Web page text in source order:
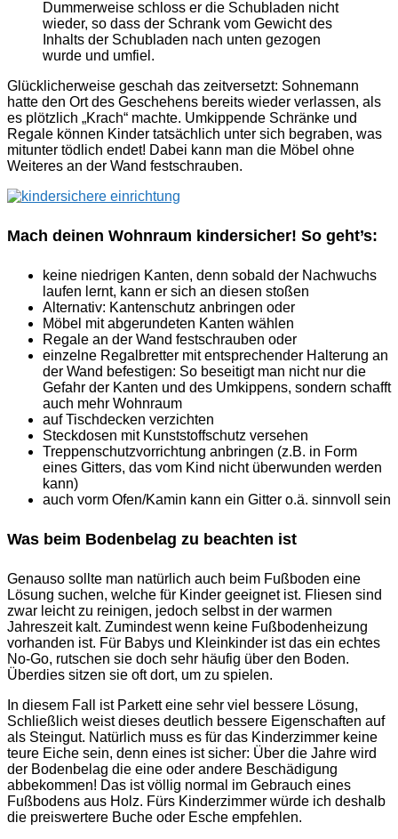
Dummerweise schloss er die Schubladen nicht
wieder, so dass der Schrank vom Gewicht des
Inhalts der Schubladen nach unten gezogen
wurde und umfiel.
Glücklicherweise geschah das zeitversetzt: Sohnemann
hatte den Ort des Geschehens bereits wieder verlassen, als
es plötzlich „Krach“ machte. Umkippende Schränke und
Regale können Kinder tatsächlich unter sich begraben, was
mitunter tödlich endet! Dabei kann man die Möbel ohne
Weiteres an der Wand festschrauben.
Mach deinen Wohnraum kindersicher! So geht’s:
keine niedrigen Kanten, denn sobald der Nachwuchs
laufen lernt, kann er sich an diesen stoßen
Alternativ: Kantenschutz anbringen oder
Möbel mit abgerundeten Kanten wählen
Regale an der Wand festschrauben oder
einzelne Regalbretter mit entsprechender Halterung an
der Wand befestigen: So beseitigt man nicht nur die
Gefahr der Kanten und des Umkippens, sondern schafft
auch mehr Wohnraum
auf Tischdecken verzichten
Steckdosen mit Kunststoffschutz versehen
Treppenschutzvorrichtung anbringen (z.B. in Form
eines Gitters, das vom Kind nicht überwunden werden
kann)
auch vorm Ofen/Kamin kann ein Gitter o.ä. sinnvoll sein
Was beim Bodenbelag zu beachten ist
Genauso sollte man natürlich auch beim Fußboden eine
Lösung suchen, welche für Kinder geeignet ist. Fliesen sind
zwar leicht zu reinigen, jedoch selbst in der warmen
Jahreszeit kalt. Zumindest wenn keine Fußbodenheizung
vorhanden ist. Für Babys und Kleinkinder ist das ein echtes
No-Go, rutschen sie doch sehr häufig über den Boden.
Überdies sitzen sie oft dort, um zu spielen.
In diesem Fall ist Parkett eine sehr viel bessere Lösung,
Schließlich weist dieses deutlich bessere Eigenschaften auf
als Steingut. Natürlich muss es für das Kinderzimmer keine
teure Eiche sein, denn eines ist sicher: Über die Jahre wird
der Bodenbelag die eine oder andere Beschädigung
abbekommen! Das ist völlig normal im Gebrauch eines
Fußbodens aus Holz. Fürs Kinderzimmer würde ich deshalb
die preiswertere Buche oder Esche empfehlen.